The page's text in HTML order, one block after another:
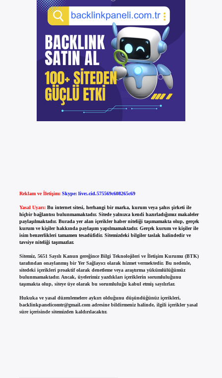
Reklam ve İletişim: Skype: live:.cid.575569c608265c69
Yasal Uyarı: Bu internet sitesi, herhangi bir marka, kurum veya şahıs şirketi ile
hiçbir bağlantısı bulunmamaktadır. Sitede yalnızca kendi hazırladığımız makaleler
paylaşılmaktadır. Burada yer alan içerikler haber niteliği taşımamakta olup, gerçek
kurum ve kişiler hakkında paylaşım yapılmamaktadır. Gerçek kurum ve kişiler ile
isim benzerlikleri tamamen tesadüfidir. Sitemizdeki bilgiler taslak halindedir ve
tavsiye niteliği taşımazlar.
Sitemiz, 5651 Sayılı Kanun gereğince Bilgi Teknolojileri ve İletişim Kurumu (BTK)
tarafından onaylanmış bir Yer Sağlayıcı olarak hizmet vermektedir. Bu nedenle,
sitedeki içerikleri proaktif olarak denetleme veya araştırma yükümlülüğümüz
bulunmamaktadır. Ancak, üyelerimiz yazdıkları içeriklerin sorumluluğunu
taşımakta olup, siteye üye olarak bu sorumluluğu kabul etmiş sayılırlar.
Hukuka ve yasal düzenlemelere aykırı olduğunu düşündüğünüz içerikleri,
backlinkpanelicomtr@gmail.comadresine bildirmeniz halinde, ilgili içerikler yasal
süre içerisinde sitemizden kaldırılacaktır.